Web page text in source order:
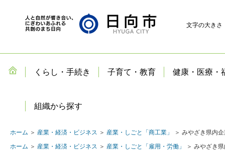
文字の大きさ
くらし・手続き 子育て・教育 健康・医療・
組織から探す
ホーム ＞ 産業・経済・ビジネス ＞ 産業・しごと「商工業」
＞ みやざき県内
ホーム ＞ 産業・経済・ビジネス ＞ 産業・しごと「雇用・労働」
＞ みやざき